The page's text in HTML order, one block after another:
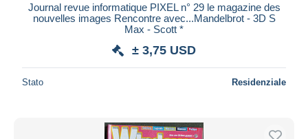
Journal revue informatique PIXEL n° 29 le magazine des
nouvelles images Rencontre avec...Mandelbrot - 3D S
Max - Scott *
± 3,75 USD
Stato Residenziale